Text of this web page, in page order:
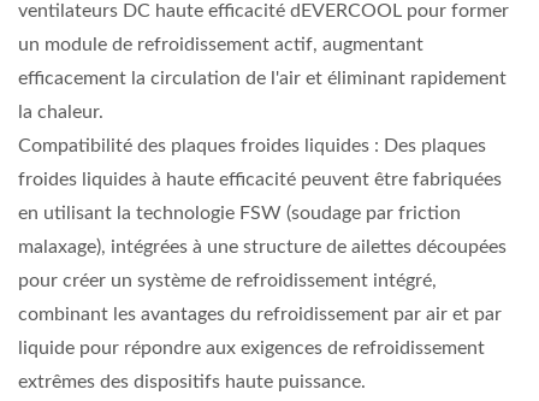
ventilateurs DC haute efficacité dEVERCOOL pour former
un module de refroidissement actif, augmentant
efficacement la circulation de l'air et éliminant rapidement
la chaleur.
Compatibilité des plaques froides liquides : Des plaques
froides liquides à haute efficacité peuvent être fabriquées
en utilisant la technologie FSW (soudage par friction
malaxage), intégrées à une structure de ailettes découpées
pour créer un système de refroidissement intégré,
combinant les avantages du refroidissement par air et par
liquide pour répondre aux exigences de refroidissement
extrêmes des dispositifs haute puissance.